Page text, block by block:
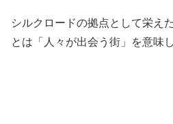
シルクロードの拠点として栄え
とは「人々が出会う街」を意味し